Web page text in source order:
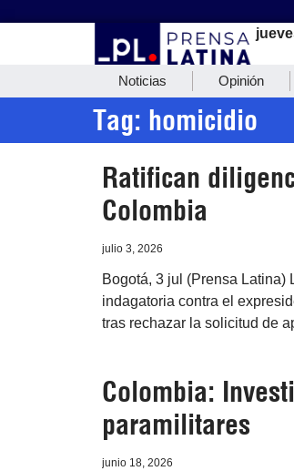
Noticias Opinión
Tag: homicidio
Ratifican
Colombia
julio 3, 2026
Bogotá, 3 jul (Prensa
indagatoria contra el
tras rechazar la solicitud de
Colombia:
paramilitares
junio 18, 2026